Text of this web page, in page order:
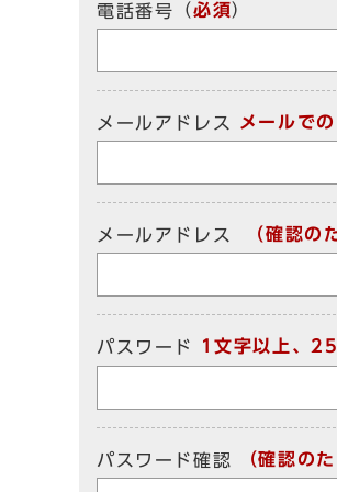
電話番号 （必須）
メールアドレス メールで
メールアドレス （確認の
パスワード 1文字以上、
パスワード確認 （確認の